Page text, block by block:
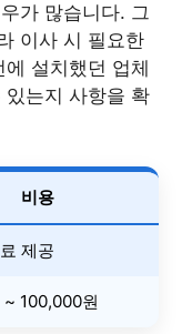
가 많습니다. 그
이사 시 필요한
설치했던 업체
는지 사항을 확
비용
제공
100,000원